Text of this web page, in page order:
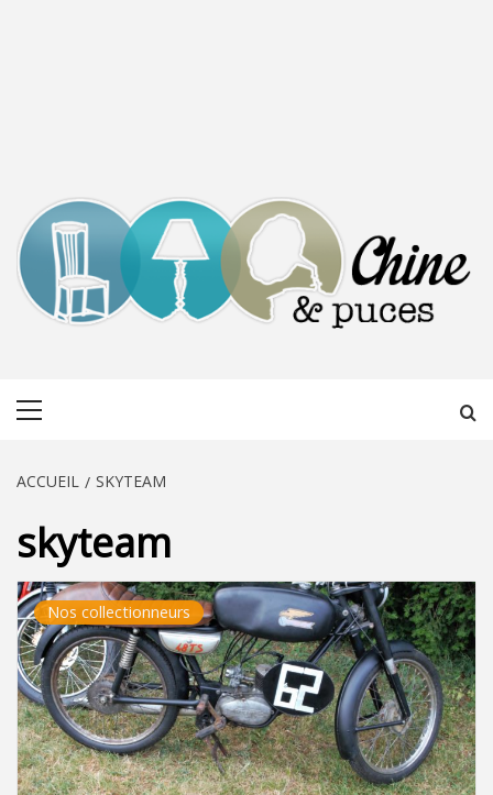
ACCUEIL SKYTEAM
skyteam
Nos collectionneurs